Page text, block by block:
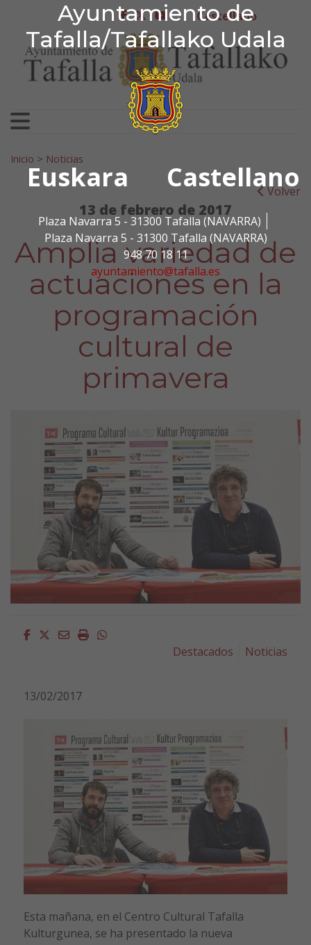
Ayuntamiento de
Tafalla/Tafallako Udala
Euskara Castellano
Plaza Navarra 5 - 31300 Tafalla (NAVARRA)
Plaza Navarra 5 - 31300 Tafalla (NAVARRA)
948 70 18 11
ayuntamiento@tafalla.es
Ir al contenido
Ayuntamiento de
facebook
twitter
youtubeCastellano
Search for:
Inicio > Noticias
Volver
13 de febrero de 2017
Amplia variedad de
actuaciones en la
programación
cultural de
primavera
Facebook
Twitter
EmailImprimirWhatsapp
Destacados
Noticias
13/02/2017
Esta mañana, en el Centro Cultural Tafalla
Kulturgunea, se ha presentado la nueva